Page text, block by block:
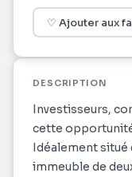
♡ Ajouter aux
DESCRIPTION
Investisseurs,
cette
Idéalement situé
immeuble de